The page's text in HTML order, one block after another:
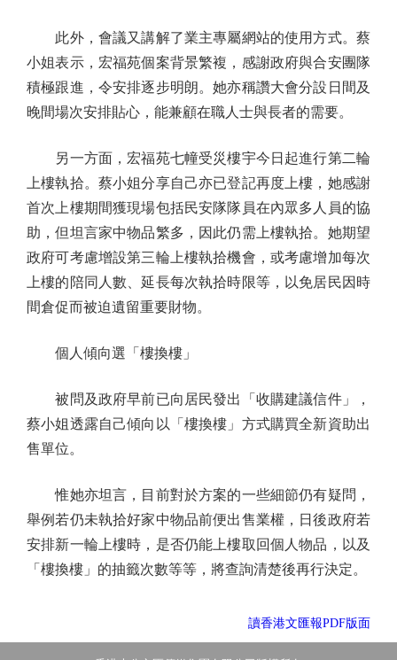
此外，會議又講解了業主專屬網站的使用方式。蔡
小姐表示，宏福苑個案背景繁複，感謝政府與合安團隊
積極跟進，令安排逐步明朗。她亦稱讚大會分設日間及
晚間場次安排貼心，能兼顧在職人士與長者的需要。
另一方面，宏福苑七幢受災樓宇今日起進行第二輪
上樓執拾。蔡小姐分享自己亦已登記再度上樓，她感謝
首次上樓期間獲現場包括民安隊隊員在內眾多人員的協
助，但坦言家中物品繁多，因此仍需上樓執拾。她期望
政府可考慮增設第三輪上樓執拾機會，或考慮增加每次
上樓的陪同人數、延長每次執拾時限等，以免居民因時
間倉促而被迫遺留重要財物。
個人傾向選「樓換樓」
被問及政府早前已向居民發出「收購建議信件」，
蔡小姐透露自己傾向以「樓換樓」方式購買全新資助出
售單位。
惟她亦坦言，目前對於方案的一些細節仍有疑問，
舉例若仍未執拾好家中物品前便出售業權，日後政府若
安排新一輪上樓時，是否仍能上樓取回個人物品，以及
「樓換樓」的抽籤次數等等，將查詢清楚後再行決定。
讀香港文匯報PDF版面